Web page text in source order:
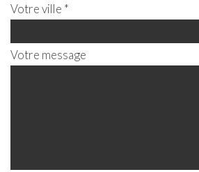
Votre ville *
Votre message